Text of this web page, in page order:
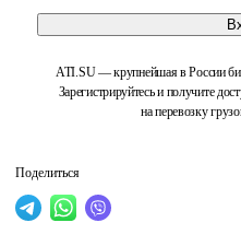
ATI.SU — крупнейшая в России
Зарегистрируйтесь и получите
на перевозку
Поделиться